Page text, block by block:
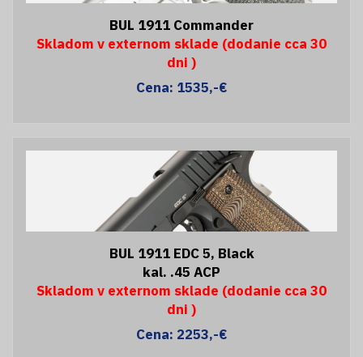
BUL 1911 Commander
Skladom v externom sklade (dodanie cca 30
dni )
Cena: 1535,-€
BUL 1911 EDC 5, Black
kal. .45 ACP
Skladom v externom sklade (dodanie cca 30
dni )
Cena: 2253,-€